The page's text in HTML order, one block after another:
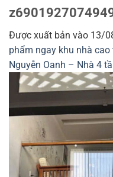
Được xuất bản vào 13/
phẩm ngay khu nhà
Nguyễn Oanh – Nhà 4